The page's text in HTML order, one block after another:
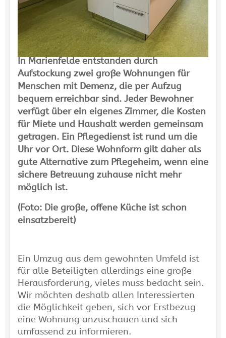
In Marienfelde entstanden durch
Aufstockung zwei große Wohnungen für
Menschen mit Demenz, die per Aufzug
bequem erreichbar sind. Jeder Bewohner
verfügt über ein eigenes Zimmer, die Kosten
für Miete und Haushalt werden gemeinsam
getragen. Ein Pflegedienst ist rund um die
Uhr vor Ort. Diese Wohnform gilt daher als
gute Alternative zum Pflegeheim, wenn eine
sichere Betreuung zuhause nicht mehr
möglich ist.
(Foto: Die große, offene Küche ist schon
einsatzbereit)
Ein Umzug aus dem gewohnten Umfeld ist
für alle Beteiligten allerdings eine große
Herausforderung, vieles muss bedacht sein.
Wir möchten deshalb allen Interessierten
die Möglichkeit geben, sich vor Erstbezug
eine Wohnung anzuschauen und sich
umfassend zu informieren.